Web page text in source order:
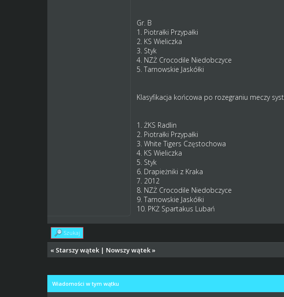
Gr. B
1. Piotrałki Przypałki
2. KS Wieliczka
3. Styk
4. NZŻ Crocodile Niedobczyce
5. Tarnowskie Jaskółki
Klasyfikacja końcowa po rozegraniu meczy
1. ŻKS Radlin
2. Piotrałki Przypałki
3. White Tigers Częstochowa
4. KS Wieliczka
5. Styk
6. Drapieżniki z Kraka
7. 2012
8. NZŻ Crocodile Niedobczyce
9. Tarnowskie Jaskółki
10. PKŻ Spartakus Lubań
Szukaj
« Starszy wątek | Nowszy wątek »
Wiadomości w tym wątku